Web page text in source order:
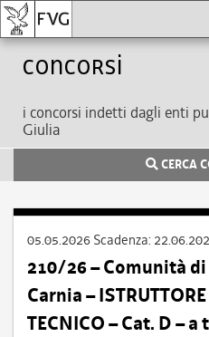
Concorsi
i concorsi indetti dagli enti
Giulia
CERCA
05.05.2026 Scadenza:
210/26 – Comunità
Carnia –
TECNICO – Cat. D – a